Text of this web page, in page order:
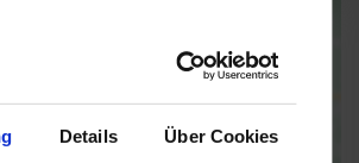
Details Über Cookies
Einmalig aktivieren